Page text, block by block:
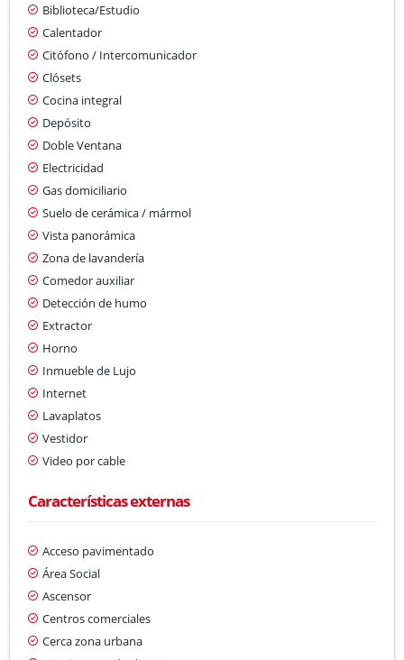
Biblioteca/Estudio
Calentador
Citófono / Intercomunicador
Clósets
Cocina integral
Depósito
Doble Ventana
Electricidad
Gas domiciliario
Suelo de cerámica / mármol
Vista panorámica
Zona de lavandería
Comedor auxiliar
Detección de humo
Extractor
Horno
Inmueble de Lujo
Internet
Lavaplatos
Vestidor
Video por cable
Características externas
Acceso pavimentado
Área Social
Ascensor
Centros comerciales
Cerca zona urbana